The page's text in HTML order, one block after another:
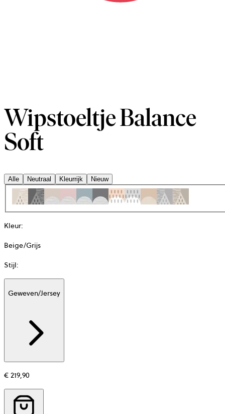
Wipstoeltje Balance
Soft
Alle Neutraal Kleurrijk Nieuw
Kleur:
Beige/Grijs
Stijl:
Geweven/Jersey
€ 219,90